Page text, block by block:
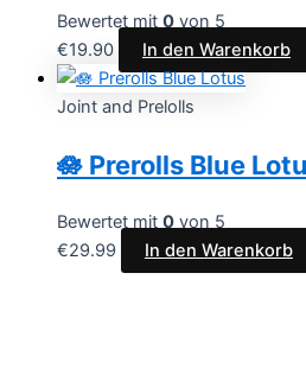
Bewertet mit 0 von 5
€19.90 In den Warenkorb
Joint and Prelolls
🪷 Prerolls Blue
Bewertet mit 0 von 5
€29.99 In den Warenkorb